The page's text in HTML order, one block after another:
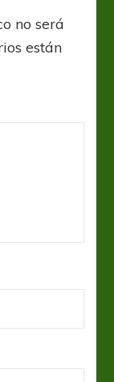
no será
están